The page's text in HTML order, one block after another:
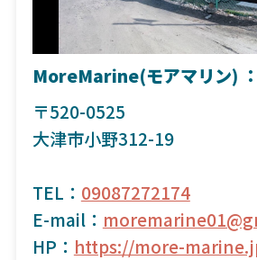
MoreMarine(モアマリン)
〒520-0525
大津市小野312-19
TEL： 09087272174
E-mail：
HP： https://more-